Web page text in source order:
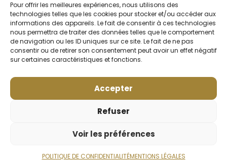
Pour offrir les meilleures expériences, nous utilisons des
technologies telles que les cookies pour stocker et/ou accéder aux
informations des appareils. Le fait de consentir à ces technologies
nous permettra de traiter des données telles que le comportement
de navigation ou les ID uniques sur ce site. Le fait de ne pas
consentir ou de retirer son consentement peut avoir un effet négatif
sur certaines caractéristiques et fonctions.
Accepter
Refuser
Voir les préférences
POLITIQUE DE CONFIDENTIALITÉMENTIONS LÉGALES
OUVERT TOUS LES JOURS
Voir nos horaires
MENTIONS LÉGALES
POLITIQUE DE CONFIDENTIALITÉ